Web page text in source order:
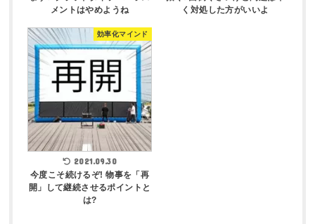
メントはやめようね
く対処した方がいいよ
効率化マインド
2021.09.30
今度こそ続けるぞ! 物事を「再
開」して継続させるポイントと
は?